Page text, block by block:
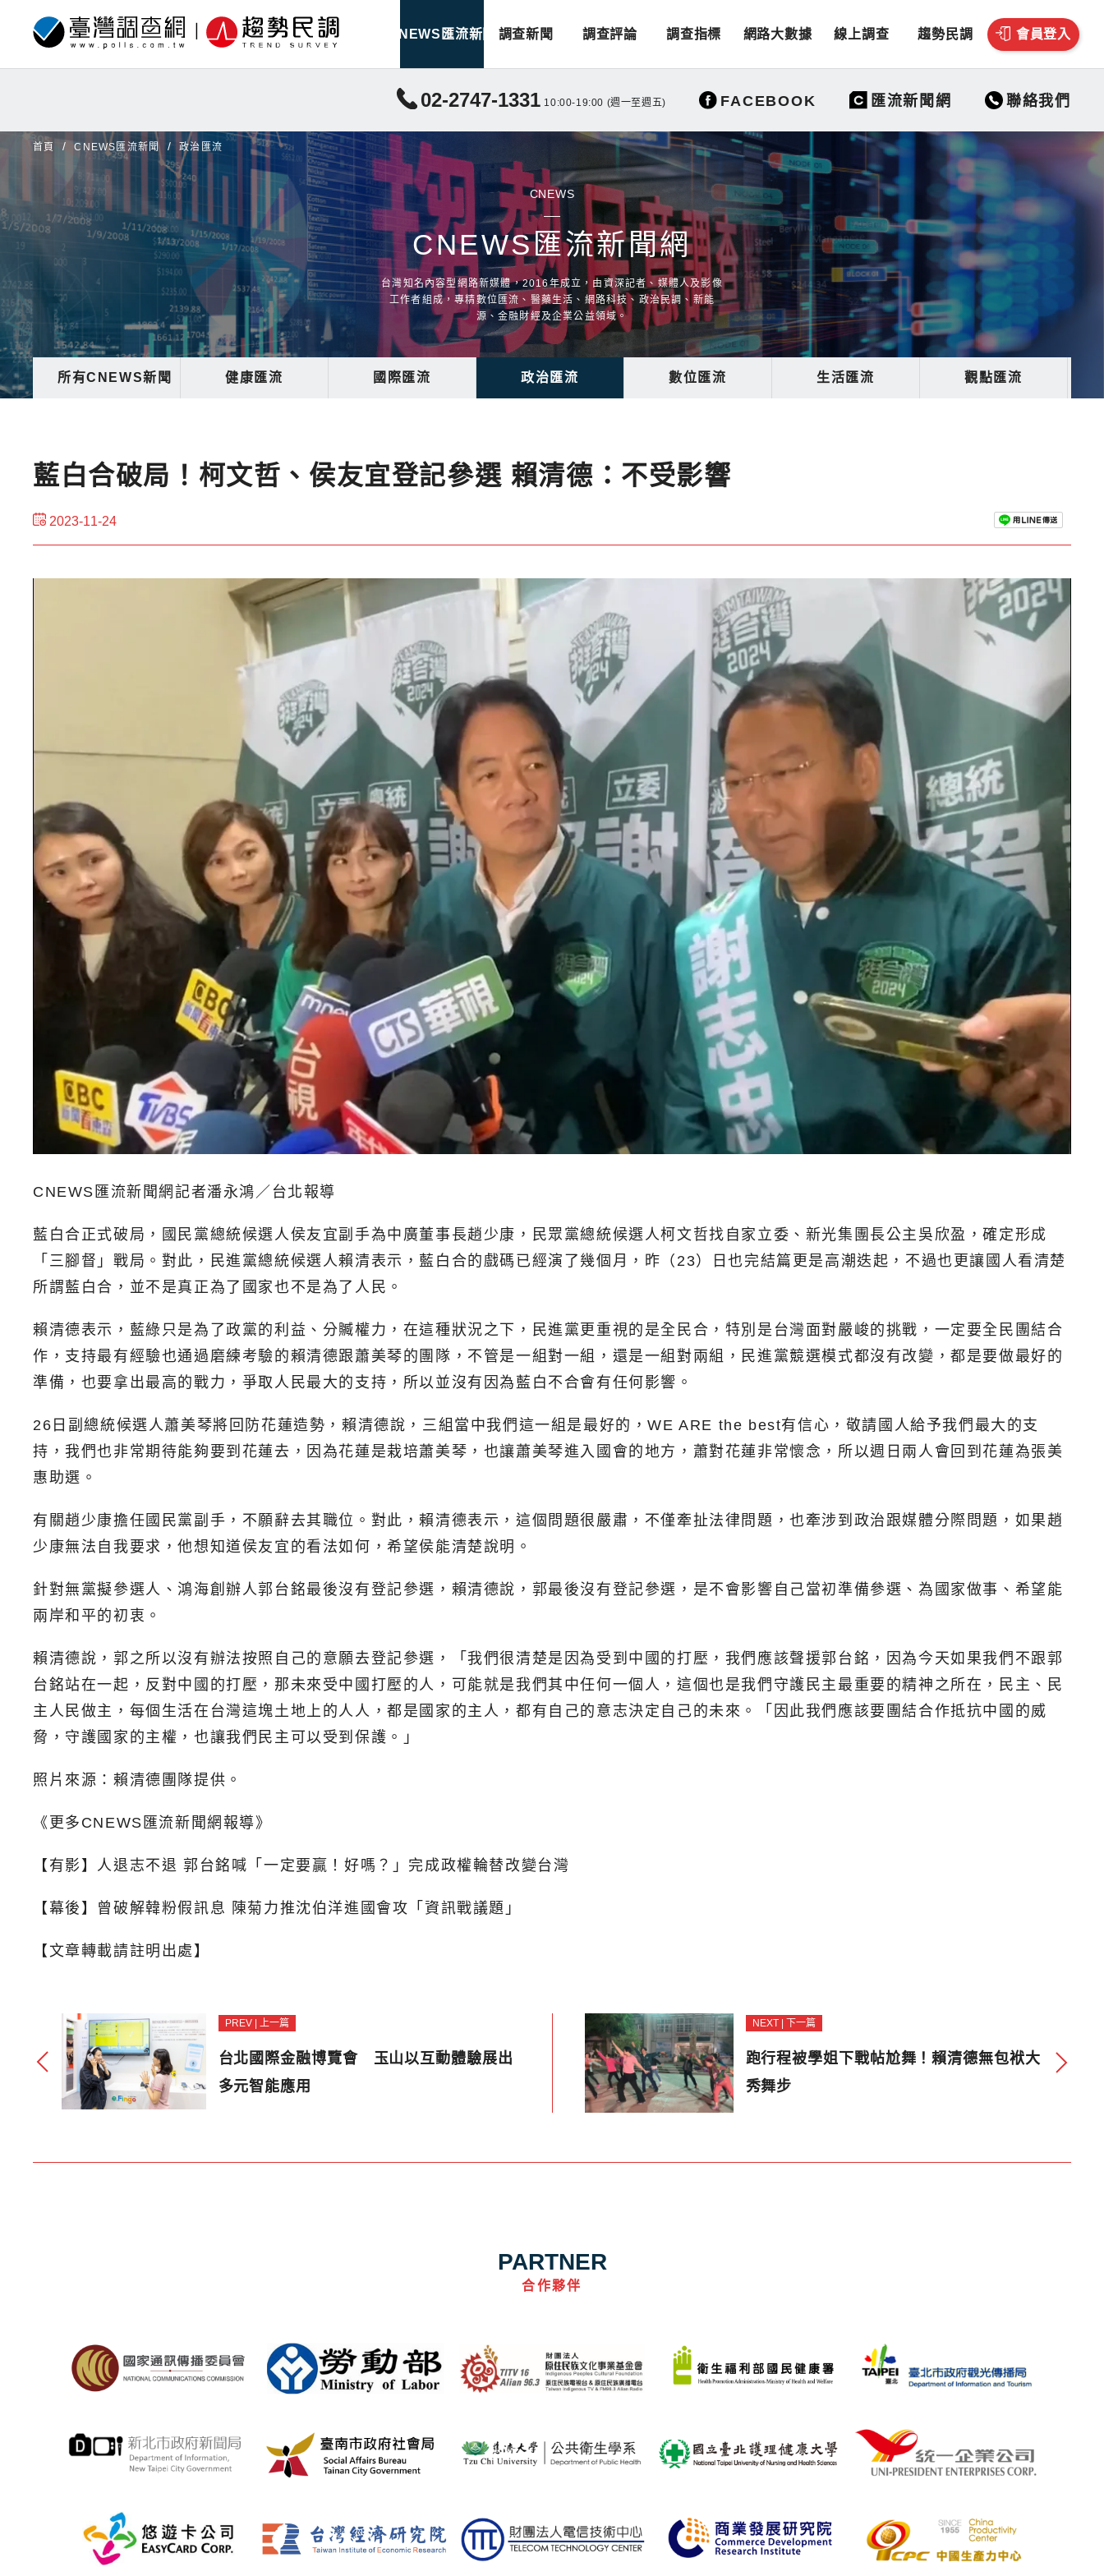
CNEWS匯流新聞 調查新聞 調查評論 調查指標 網路大數據 線上調查 趨勢民調 會員登入
02-2747-1331 10:00-19:00 (週一至週五) FACEBOOK 匯流新聞網 聯絡我們
首頁 CNEWS匯流新聞 政治匯流
CNEWS
CNEWS匯流新聞網
台灣知名內容型網路新媒體，2016年成立，由資深記者、媒體人及影像
工作者組成，專精數位匯流、醫藥生活、網路科技、政治民調、新能
源、金融財經及企業公益領域。
所有CNEWS新聞 健康匯流 國際匯流 政治匯流 數位匯流 生活匯流 觀點匯流
藍白合破局！柯文哲、侯友宜登記參選 賴清德：不受影響
2023-11-24
CNEWS匯流新聞網記者潘永鴻／台北報導
藍白合正式破局，國民黨總統候選人侯友宜副手為中廣董事長趙少康，民眾黨總統候選人柯文哲找自家立委、新光集團長公主吳欣盈，確定形成
「三腳督」戰局。對此，民進黨總統候選人賴清表示，藍白合的戲碼已經演了幾個月，昨（23）日也完結篇更是高潮迭起，不過也更讓國人看清楚
所謂藍白合，並不是真正為了國家也不是為了人民。
賴清德表示，藍綠只是為了政黨的利益、分贓權力，在這種狀況之下，民進黨更重視的是全民合，特別是台灣面對嚴峻的挑戰，一定要全民團結合
作，支持最有經驗也通過磨練考驗的賴清德跟蕭美琴的團隊，不管是一組對一組，還是一組對兩組，民進黨競選模式都沒有改變，都是要做最好的
準備，也要拿出最高的戰力，爭取人民最大的支持，所以並沒有因為藍白不合會有任何影響。
26日副總統候選人蕭美琴將回防花蓮造勢，賴清德說，三組當中我們這一組是最好的，WE ARE the best有信心，敬請國人給予我們最大的支
持，我們也非常期待能夠要到花蓮去，因為花蓮是栽培蕭美琴，也讓蕭美琴進入國會的地方，蕭對花蓮非常懷念，所以週日兩人會回到花蓮為張美
惠助選。
有關趙少康擔任國民黨副手，不願辭去其職位。對此，賴清德表示，這個問題很嚴肅，不僅牽扯法律問題，也牽涉到政治跟媒體分際問題，如果趙
少康無法自我要求，他想知道侯友宜的看法如何，希望侯能清楚說明。
針對無黨擬參選人、鴻海創辦人郭台銘最後沒有登記參選，賴清德說，郭最後沒有登記參選，是不會影響自己當初準備參選、為國家做事、希望能
兩岸和平的初衷。
賴清德說，郭之所以沒有辦法按照自己的意願去登記參選，「我們很清楚是因為受到中國的打壓，我們應該聲援郭台銘，因為今天如果我們不跟郭
台銘站在一起，反對中國的打壓，那未來受中國打壓的人，可能就是我們其中任何一個人，這個也是我們守護民主最重要的精神之所在，民主、民
主人民做主，每個生活在台灣這塊土地上的人人，都是國家的主人，都有自己的意志決定自己的未來。「因此我們應該要團結合作抵抗中國的威
脅，守護國家的主權，也讓我們民主可以受到保護。」
照片來源：賴清德團隊提供。
《更多CNEWS匯流新聞網報導》
【有影】人退志不退 郭台銘喊「一定要贏！好嗎？」完成政權輪替改變台灣
【幕後】曾破解韓粉假訊息 陳菊力推沈伯洋進國會攻「資訊戰議題」
【文章轉載請註明出處】
PREV | 上一篇
台北國際金融博覽會 玉山以互動體驗展出
多元智能應用
NEXT | 下一篇
跑行程被學姐下戰帖尬舞！賴清德無包袱大
秀舞步
PARTNER
合作夥伴